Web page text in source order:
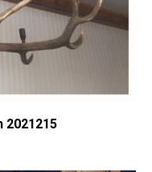
2021215